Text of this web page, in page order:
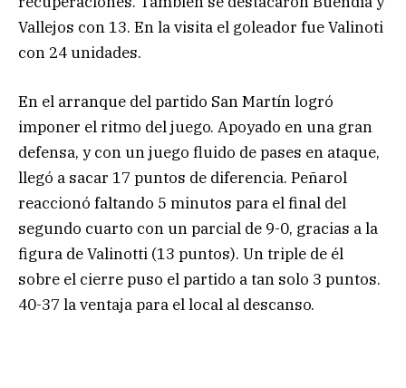
Vallejos con 13. En la visita el goleador fue Valinoti
con 24 unidades.
En el arranque del partido San Martín logró
imponer el ritmo del juego. Apoyado en una gran
defensa, y con un juego fluido de pases en ataque,
llegó a sacar 17 puntos de diferencia. Peñarol
reaccionó faltando 5 minutos para el final del
segundo cuarto con un parcial de 9-0, gracias a la
figura de Valinotti (13 puntos). Un triple de él
sobre el cierre puso el partido a tan solo 3 puntos.
40-37 la ventaja para el local al descanso.